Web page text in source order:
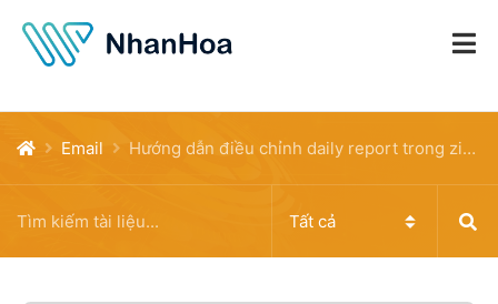
Email Hướng dẫn điều chỉnh daily report trong zimbra